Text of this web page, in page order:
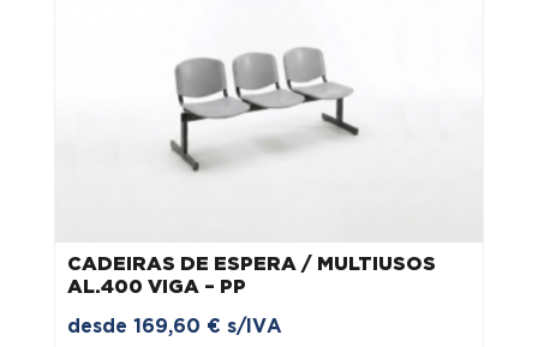
CADEIRAS DE ESPERA / MULTIUSOS
AL.400 VIGA – PP
desde 169,60 € s/IVA